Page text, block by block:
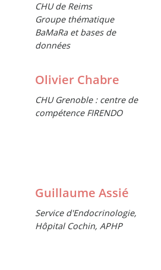
CHU de Reims
Groupe thématique
BaMaRa et bases de
données
Olivier Chabre
CHU Grenoble : centre de
compétence FIRENDO
Guillaume Assié
Service d'Endocrinologie,
Hôpital Cochin, APHP